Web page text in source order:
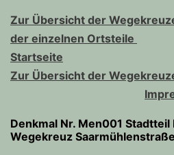
Zur Übersicht der
der einzelnen Ortsteile
Startseite
Zur Übersicht der
Denkmal Nr. Men001
Wegekreuz